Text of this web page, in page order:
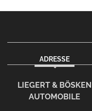
ADRESSE
LIEGERT & BÖSKEN
AUTOMOBILE